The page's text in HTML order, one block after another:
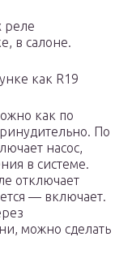
реле
в салоне.
как R19
как по
По
насос,
в системе.
отключает
— включает.
можно сделать